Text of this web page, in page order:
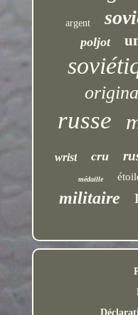
argent
poljot
russe
wrist cru
médaille
militaire